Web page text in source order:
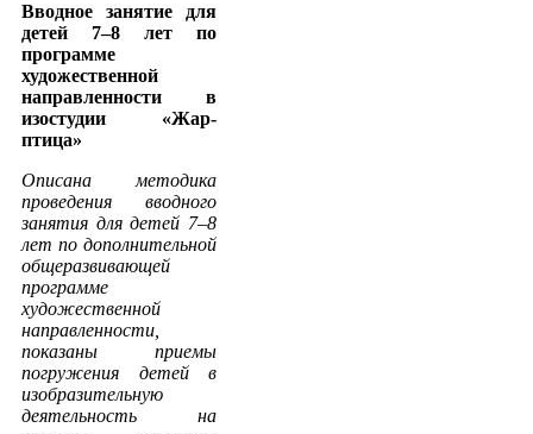
Вводное занятие для
детей 7–8 лет по
программе
художественной
направленности в
изостудии «Жар-
птица»
Описана методика
проведения вводного
занятия для детей 7–8
лет по дополнительной
общеразвивающей
программе
художественной
направленности,
показаны приемы
погружения детей в
изобразительную
деятельность на